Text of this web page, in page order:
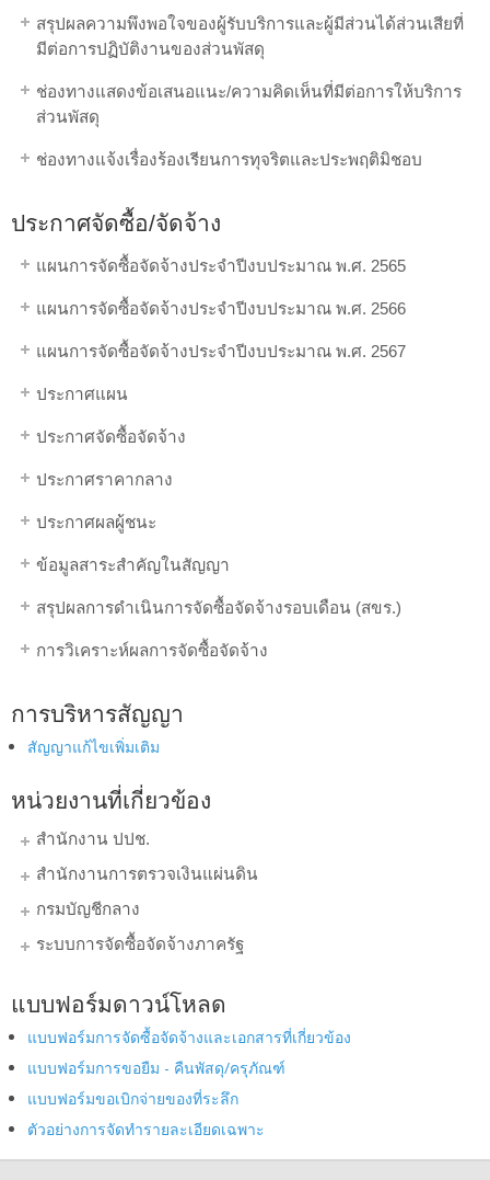
สรุปผลความพึงพอใจของผู้รับบริการและผู้มีส่วนได้ส่วนเสียที่
มีต่อการปฏิบัติงานของส่วนพัสดุ
ช่องทางแสดงข้อเสนอแนะ/ความคิดเห็นที่มีต่อการให้บริการ
ส่วนพัสดุ
ช่องทางแจ้งเรื่องร้องเรียนการทุจริตและประพฤติมิชอบ
ประกาศจัดซื้อ/จัดจ้าง
แผนการจัดซื้อจัดจ้างประจำปีงบประมาณ พ.ศ. 2565
แผนการจัดซื้อจัดจ้างประจำปีงบประมาณ พ.ศ. 2566
แผนการจัดซื้อจัดจ้างประจำปีงบประมาณ พ.ศ. 2567
ประกาศแผน
ประกาศจัดซื้อจัดจ้าง
ประกาศราคากลาง
ประกาศผลผู้ชนะ
ข้อมูลสาระสำคัญในสัญญา
สรุปผลการดำเนินการจัดซื้อจัดจ้างรอบเดือน (สขร.)
การวิเคราะห์ผลการจัดซื้อจัดจ้าง
การบริหารสัญญา
สัญญาแก้ไขเพิ่มเติม
หน่วยงานที่เกี่ยวข้อง
สำนักงาน ปปช.
สำนักงานการตรวจเงินแผ่นดิน
กรมบัญชีกลาง
ระบบการจัดซื้อจัดจ้างภาครัฐ
แบบฟอร์มดาวน์โหลด
แบบฟอร์มการจัดซื้อจัดจ้างและเอกสารที่เกี่ยวข้อง
แบบฟอร์มการขอยืม - คืนพัสดุ/ครุภัณฑ์
แบบฟอร์มขอเบิกจ่ายของที่ระลึก
ตัวอย่างการจัดทำรายละเอียดเฉพาะ